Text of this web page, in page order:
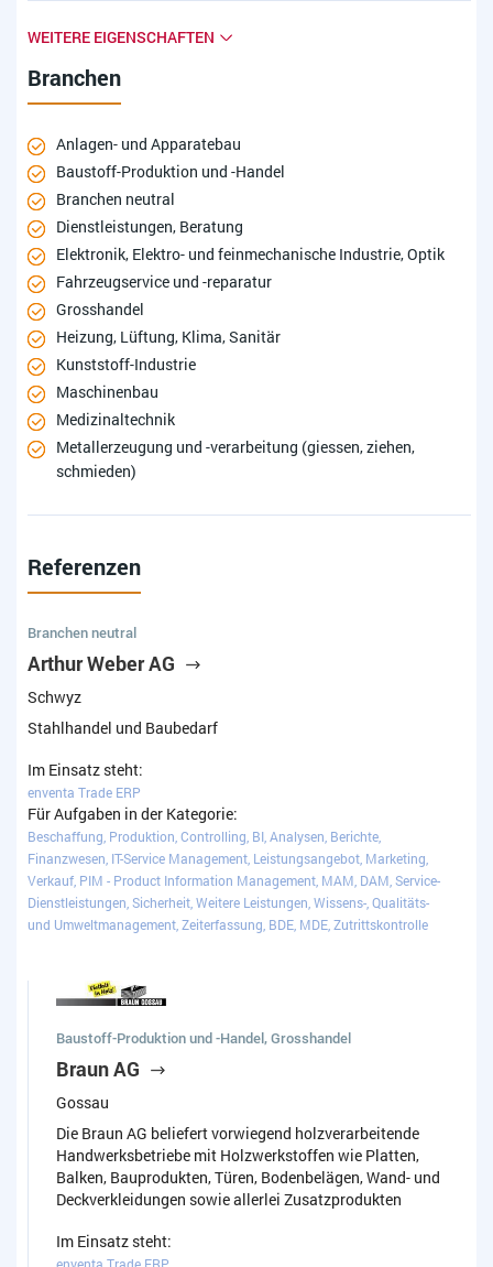
WEITERE EIGENSCHAFTEN
Branchen
Anlagen- und Apparatebau
Baustoff-Produktion und -Handel
Branchen neutral
Dienstleistungen, Beratung
Elektronik, Elektro- und feinmechanische Industrie, Optik
Fahrzeugservice und -reparatur
Grosshandel
Heizung, Lüftung, Klima, Sanitär
Kunststoff-Industrie
Maschinenbau
Medizinaltechnik
Metallerzeugung und -verarbeitung (giessen, ziehen,
schmieden)
Referenzen
Branchen neutral
Arthur Weber AG
Schwyz
Stahlhandel und Baubedarf
Im Einsatz steht:
enventa Trade ERP
Für Aufgaben in der Kategorie:
Beschaffung, Produktion, Controlling, BI, Analysen, Berichte,
Finanzwesen, IT-Service Management, Leistungsangebot, Marketing,
Verkauf, PIM - Product Information Management, MAM, DAM, Service-
Dienstleistungen, Sicherheit, Weitere Leistungen, Wissens-, Qualitäts-
und Umweltmanagement, Zeiterfassung, BDE, MDE, Zutrittskontrolle
Baustoff-Produktion und -Handel, Grosshandel
Braun AG
Gossau
Die Braun AG beliefert vorwiegend holzverarbeitende
Handwerksbetriebe mit Holzwerkstoffen wie Platten,
Balken, Bauprodukten, Türen, Bodenbelägen, Wand- und
Deckverkleidungen sowie allerlei Zusatzprodukten
Im Einsatz steht: